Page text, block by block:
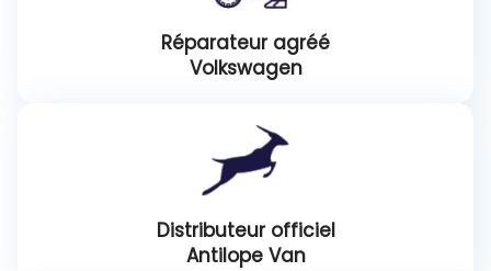
Réparateur agréé
Volkswagen
Distributeur officiel
Antilope Van